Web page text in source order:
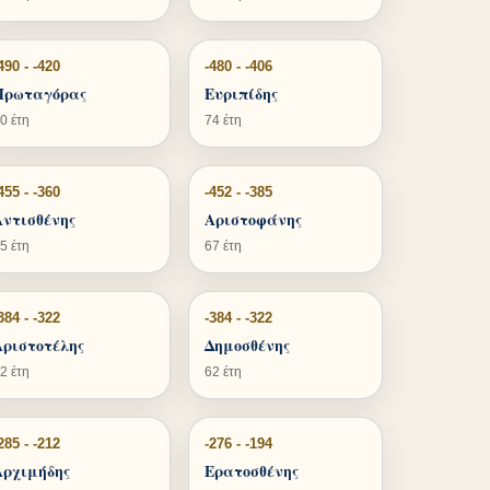
- -420
έτη
-480 - -406
Ευριπίδης
74 έτη
- -360
έτη
-452 - -385
Αριστοφάνης
67 έτη
- -322
έτη
-384 - -322
Δημοσθένης
62 έτη
- -212 -276 - -194
Ερατοσθένης